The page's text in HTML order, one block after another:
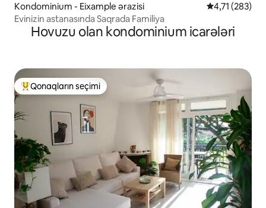
Kondominium - Eixample ərazisi Ortalama
4,71 (283)
Evinizin astanasında Saqrada Familiya
Hovuzu olan kondominium icarələri
Populyar "Qonaqların seçimi"
Qonaqların seçimi